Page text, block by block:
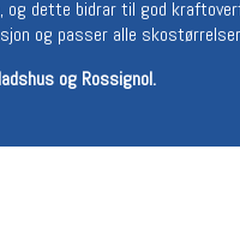
og dette bidrar til god
og passer alle
og Rossignol.
Team